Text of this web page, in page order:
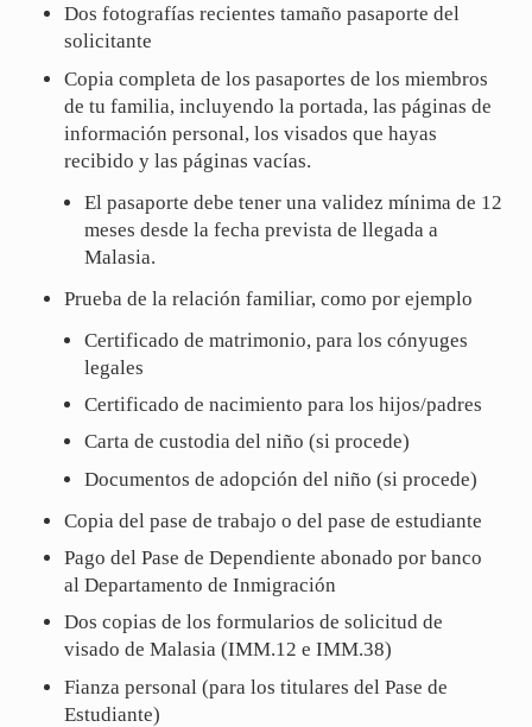
Dos fotografías recientes tamaño pasaporte del
solicitante
Copia completa de los pasaportes de los miembros
de tu familia, incluyendo la portada, las páginas de
información personal, los visados que hayas
recibido y las páginas vacías.
El pasaporte debe tener una validez mínima de 12
meses desde la fecha prevista de llegada a
Malasia.
Prueba de la relación familiar, como por ejemplo
Certificado de matrimonio, para los cónyuges
legales
Certificado de nacimiento para los hijos/padres
Carta de custodia del niño (si procede)
Documentos de adopción del niño (si procede)
Copia del pase de trabajo o del pase de estudiante
Pago del Pase de Dependiente abonado por banco
al Departamento de Inmigración
Dos copias de los formularios de solicitud de
visado de Malasia (IMM.12 e IMM.38)
Fianza personal (para los titulares del Pase de
Estudiante)